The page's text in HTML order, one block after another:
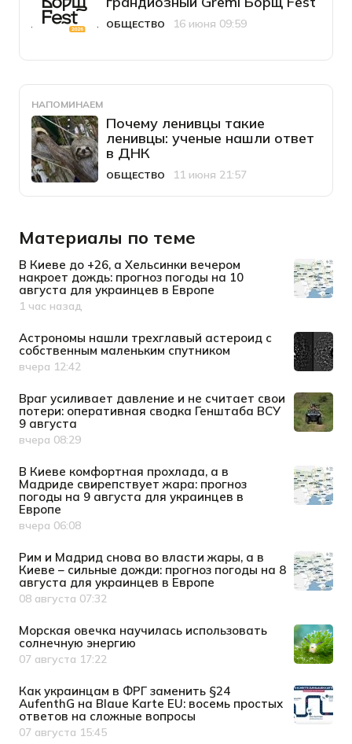
Категория
ОБЩЕСТВО
Дата публикации
16 июня 09:59
НАПОМИНАЕМ
Почему ленивцы такие
ленивцы: ученые нашли ответ
в ДНК
Категория
ОБЩЕСТВО
Дата публикации
11 июня 21:57
Материалы по теме
В Киеве до +26, а Хельсинки вечером
накроет дождь: прогноз погоды на 10
августа для украинцев в Европе
Дата публикации
1 час назад
Астрономы нашли трехглавый астероид с
собственным маленьким спутником
Дата публикации
вчера 12:42
Враг усиливает давление и не считает свои
потери: оперативная сводка Генштаба ВСУ
9 августа
Дата публикации
вчера 08:29
В Киеве комфортная прохлада, а в
Мадриде свирепствует жара: прогноз
погоды на 9 августа для украинцев в
Европе
Дата публикации
вчера 06:08
Рим и Мадрид снова во власти жары, а в
Киеве – сильные дожди: прогноз погоды на 8
августа для украинцев в Европе
Дата публикации
08 августа 07:32
Морская овечка научилась использовать
солнечную энергию
Дата публикации
07 августа 17:22
Как украинцам в ФРГ заменить §24
AufenthG на Blaue Karte EU: восемь простых
ответов на сложные вопросы
Дата публикации
07 августа 15:45